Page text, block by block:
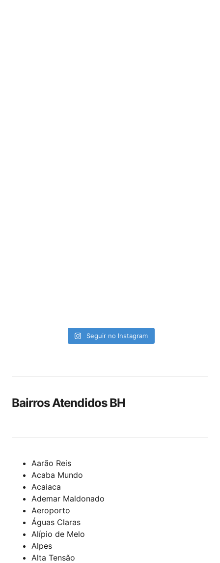
Seguir no Instagram
Bairros Atendidos BH
Aarão Reis
Acaba Mundo
Acaiaca
Ademar Maldonado
Aeroporto
Águas Claras
Alípio de Melo
Alpes
Alta Tensão